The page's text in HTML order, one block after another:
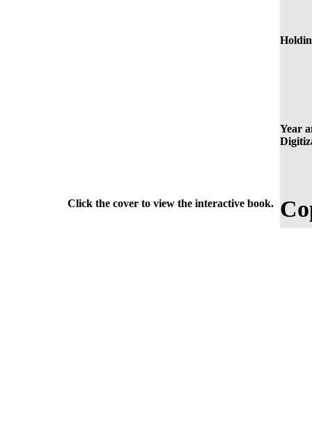
Year
Click the cover to view the interactive book.